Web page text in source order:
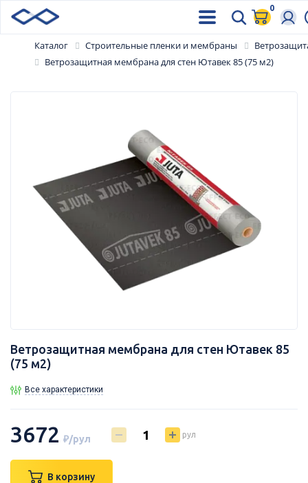
0
Каталог Строительные пленки и мембраны
Ветрозащитная мембрана для стен Ютавек 85 (75 м2)
Ветрозащитная мембрана для стен Ютавек 85
(75 м2)
Все характеристики
3672 ₽/рул рул
В корзину